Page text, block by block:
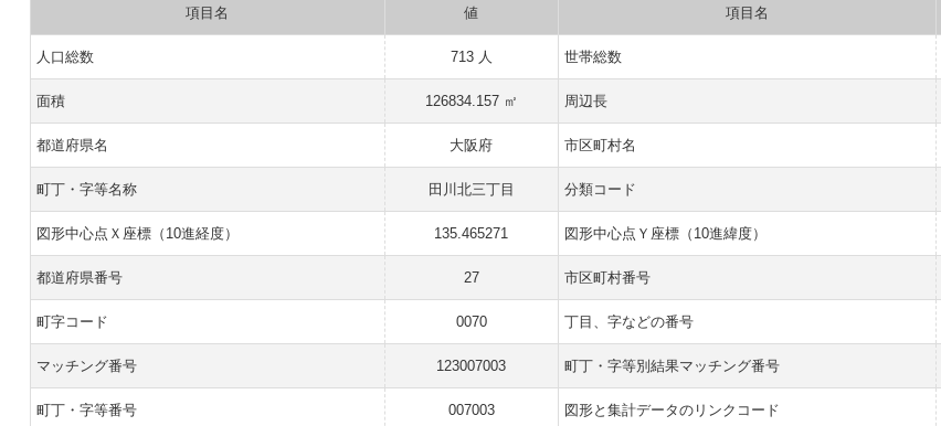
項目名 値 項目名
人口総数 713 人 世帯総数
面積 126834.157 ㎡ 周辺長
都道府県名 大阪府 市区町村名
町丁・字等名称 田川北三丁目 分類コード
図形中心点Ｘ座標（10進経度） 135.465271 図形中心点Ｙ座標（10進緯度）
都道府県番号 27 市区町村番号
町字コード 0070 丁目、字などの番号
マッチング番号 123007003 町丁・字等別結果マッチング番号
町丁・字等番号 007003 図形と集計データのリンクコード